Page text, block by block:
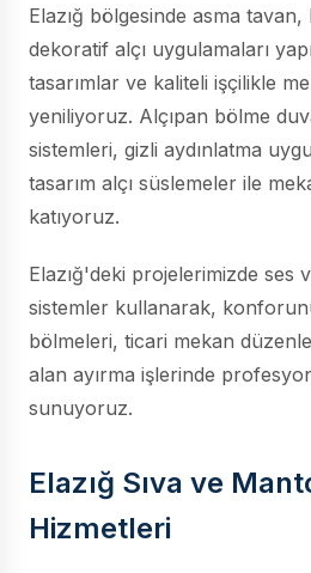
Elazığ bölgesinde asma
dekoratif alçı uygulamaları
tasarımlar ve kaliteli işçilikle
yeniliyoruz. Alçıpan bölme
sistemleri, gizli aydınlatma
tasarım alçı süslemeler ile
katıyoruz.
Elazığ'deki projelerimizde ses ve
sistemler kullanarak,
bölmeleri, ticari mekan
alan ayırma işlerinde
sunuyoruz.
Elazığ Sıva ve
Hizmetleri